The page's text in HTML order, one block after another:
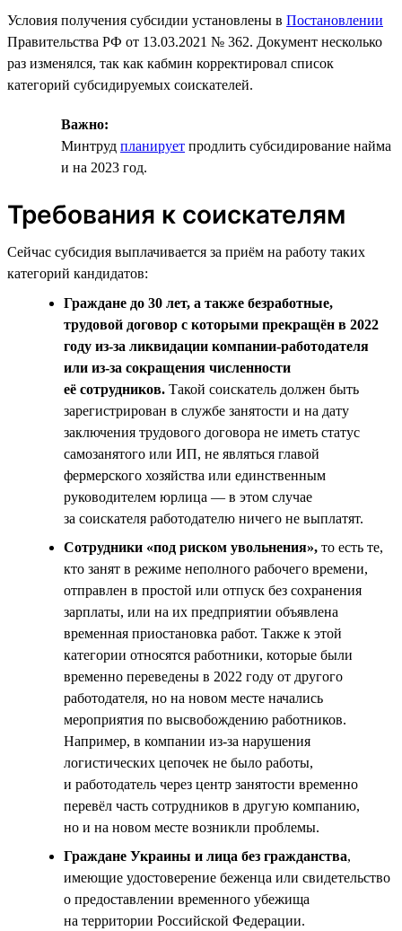
Условия получения субсидии установлены в Постановлении
Правительства РФ от 13.03.2021 № 362. Документ несколько
раз изменялся, так как кабмин корректировал список
категорий субсидируемых соискателей.
Важно:
Минтруд планирует продлить субсидирование найма
и на 2023 год.
Требования к соискателям
Сейчас субсидия выплачивается за приём на работу таких
категорий кандидатов:
Граждане до 30 лет, а также безработные,
трудовой договор с которыми прекращён в 2022
году из-за ликвидации компании-работодателя
или из-за сокращения численности
её сотрудников. Такой соискатель должен быть
зарегистрирован в службе занятости и на дату
заключения трудового договора не иметь статус
самозанятого или ИП, не являться главой
фермерского хозяйства или единственным
руководителем юрлица — в этом случае
за соискателя работодателю ничего не выплатят.
Сотрудники «под риском увольнения», то есть те,
кто занят в режиме неполного рабочего времени,
отправлен в простой или отпуск без сохранения
зарплаты, или на их предприятии объявлена
временная приостановка работ. Также к этой
категории относятся работники, которые были
временно переведены в 2022 году от другого
работодателя, но на новом месте начались
мероприятия по высвобождению работников.
Например, в компании из-за нарушения
логистических цепочек не было работы,
и работодатель через центр занятости временно
перевёл часть сотрудников в другую компанию,
но и на новом месте возникли проблемы.
Граждане Украины и лица без гражданства,
имеющие удостоверение беженца или свидетельство
о предоставлении временного убежища
на территории Российской Федерации.